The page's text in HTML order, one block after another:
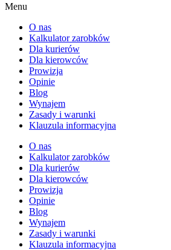
Menu
O nas
Kalkulator zarobków
Dla kurierów
Dla kierowców
Prowizja
Opinie
Blog
Wynajem
Zasady i warunki
Klauzula informacyjna
O nas
Kalkulator zarobków
Dla kurierów
Dla kierowców
Prowizja
Opinie
Blog
Wynajem
Zasady i warunki
Klauzula informacyjna